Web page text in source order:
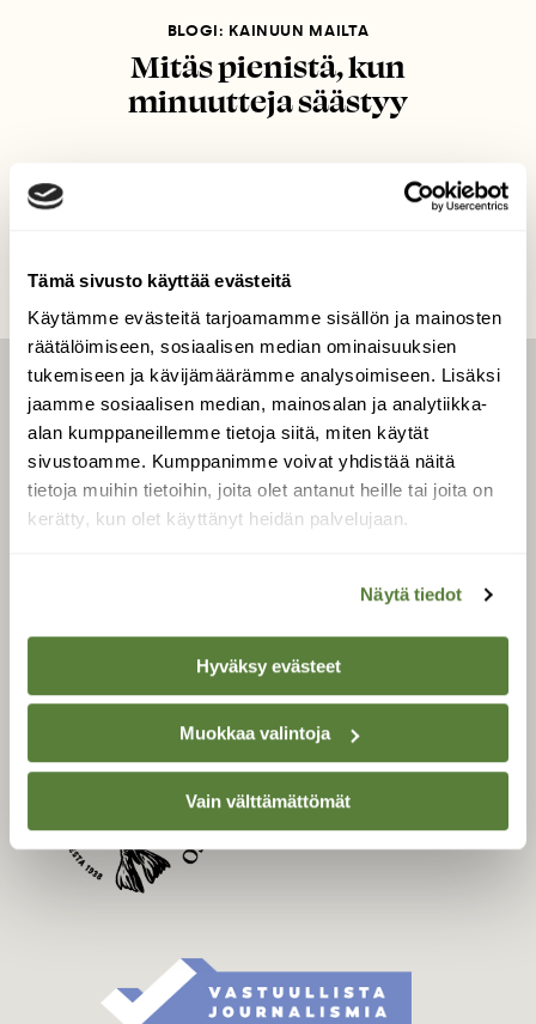
Tämä sivusto käyttää evästeitä
Käytämme evästeitä tarjoamamme sisällön ja mainosten
räätälöimiseen, sosiaalisen median ominaisuuksien
tukemiseen ja kävijämäärämme analysoimiseen. Lisäksi
jaamme sosiaalisen median, mainosalan ja analytiikka-
alan kumppaneillemme tietoja siitä, miten käytät
sivustoamme. Kumppanimme voivat yhdistää näitä
tietoja muihin tietoihin, joita olet antanut heille tai joita on
kerätty, kun olet käyttänyt heidän palvelujaan.
Näytä tiedot
Hyväksy evästeet
Muokkaa valintoja
Vain välttämättömät
BLOGI: KAINUUN MAILTA
Mitäs pienistä, kun
minuutteja säästyy
LEHTI
Uusin lehti
Tilaa Suomen Luonto
Tilaa digilukuoikeus
Tilaa uutiskirje
SUOMEN LUONNON­
Suomen Luonto -lehden
luonnonsuojelu­liitto